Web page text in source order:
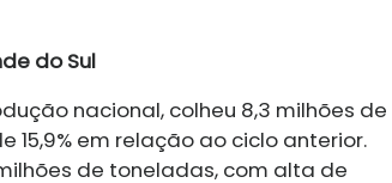
do Sul
nacional, colheu 8,3 milhões de
em relação ao ciclo anterior.
de toneladas, com alta de